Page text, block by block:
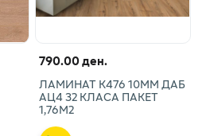
790.00 ден.
ЛАМИНАТ К476 10ММ ДАБ
АЦ4 32 КЛАСА ПАКЕТ
1,76М2